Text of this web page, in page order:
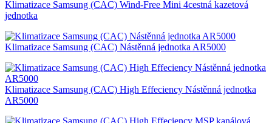
Klimatizace Samsung (CAC) Wind-Free Mini 4cestná kazetová
jednotka
Klimatizace Samsung (CAC) Nástěnná jednotka AR5000
Klimatizace Samsung (CAC) High Effeciency Nástěnná jednotka
AR5000